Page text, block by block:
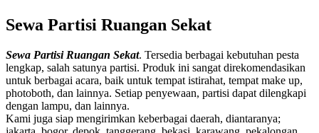
Sewa Partisi Ruangan Sekat
Sewa Partisi Ruangan Sekat. Tersedia berbagai kebutuhan pesta
lengkap, salah satunya partisi. Produk ini sangat direkomendasikan
untuk berbagai acara, baik untuk tempat istirahat, tempat make up,
photoboth, dan lainnya. Setiap penyewaan, partisi dapat dilengkapi
dengan lampu, dan lainnya.
Kami juga siap mengirimkan keberbagai daerah, diantaranya;